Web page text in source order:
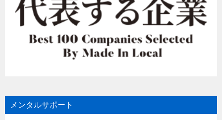
メンタルサポート